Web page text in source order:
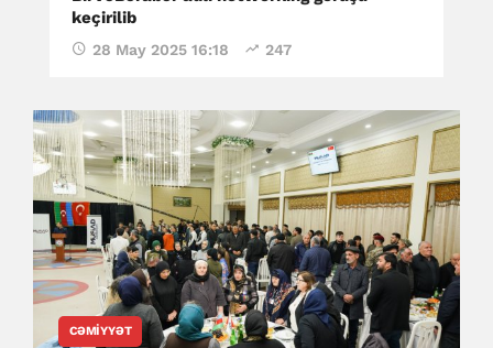
keçirilib
28 May 2025 16:18 247
CƏMIYYƏT